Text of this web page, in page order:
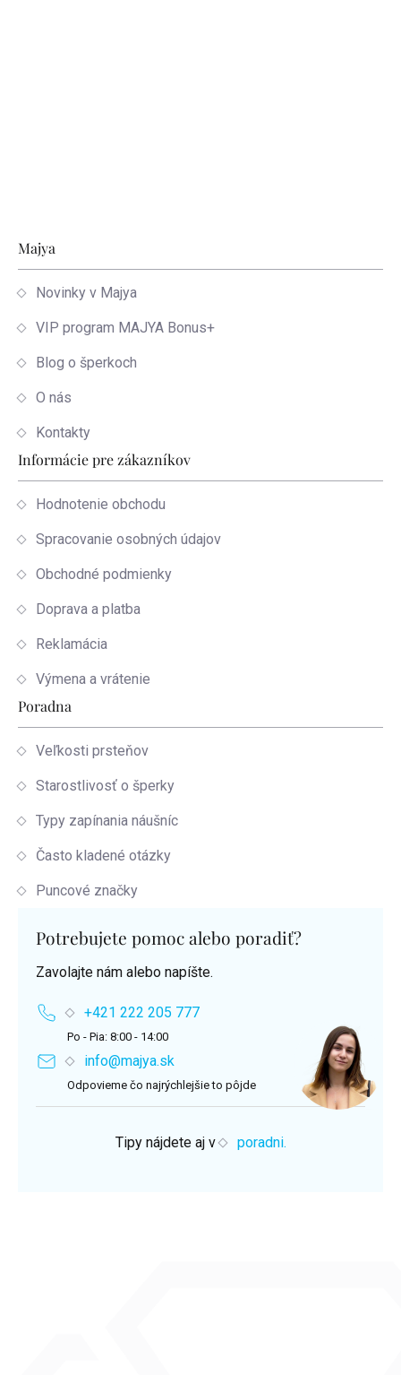
Zápätie
Majya
Novinky v Majya
VIP program MAJYA Bonus+
Blog o šperkoch
O nás
Kontakty
Informácie pre zákazníkov
Hodnotenie obchodu
Spracovanie osobných údajov
Obchodné podmienky
Doprava a platba
Reklamácia
Výmena a vrátenie
Poradna
Veľkosti prsteňov
Starostlivosť o šperky
Typy zapínania náušníc
Často kladené otázky
Puncové značky
Potrebujete pomoc alebo poradiť?
Zavolajte nám alebo napíšte.
+421 222 205 777
Po - Pia: 8:00 - 14:00
info@majya.sk
Odpovieme čo najrýchlejšie to pôjde
Tipy nájdete aj v poradni.